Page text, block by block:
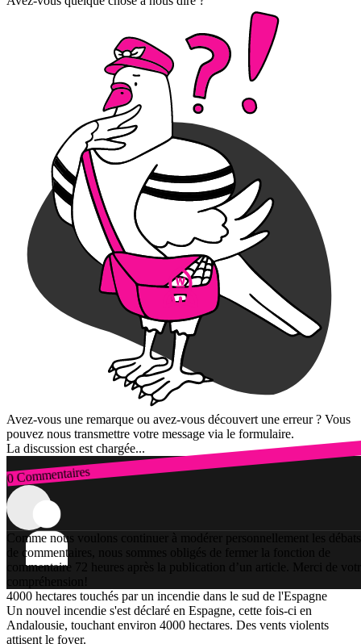
Avez-vous une remarque ou avez-vous découvert une erreur ? Vous
pouvez nous transmettre votre message via le formulaire.
La discussion est chargée...
0 Commentaires
Connexion
Comme nous voulons continuer à modérer personnellement les débats
de commentaires, nous sommes obligés de fermer la fonction de
commentaire 72 heures après la publication d’un article. Merci de
compréhension!
4000 hectares touchés par un incendie dans le sud de l'Espagne
Un nouvel incendie s'est déclaré en Espagne, cette fois-ci en
Andalousie, touchant environ 4000 hectares. Des vents violents
attisent le foyer.